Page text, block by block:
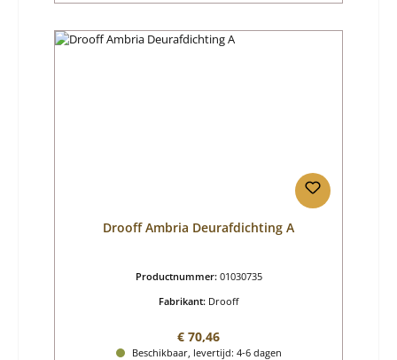
Drooff Ambria Deurafdichting A
Productnummer: 01030735
Fabrikant: Drooff
Normale prijs:
€ 70,46
Beschikbaar, levertijd: 4-6 dagen